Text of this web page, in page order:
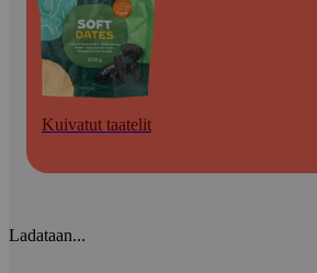
Kuivatut taatelit
Ladataan...